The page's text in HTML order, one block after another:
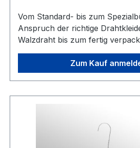
Vom Standard- bis zum
Anspruch der richtige
Walzdraht bis zum fertig
Ständige Entwicklung in den
Drahtzieherei und
zeichnen unsere Produkte
Oberflächenbeschaffenheit
ermöglichen uns
Produktionsplanung mit
Qualitätskreisläufen.Finden Sie
Zum Kauf